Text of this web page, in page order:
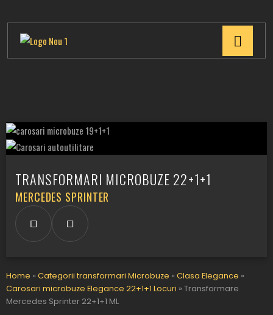
TRANSFORMARI MICROBUZE 22+1+1
MERCEDES SPRINTER
Home » Categorii transformari Microbuze » Clasa Elegance »
Carosari microbuze Elegance 22+1+1 Locuri » Transformare
Mercedes Sprinter 22+1+1 ML